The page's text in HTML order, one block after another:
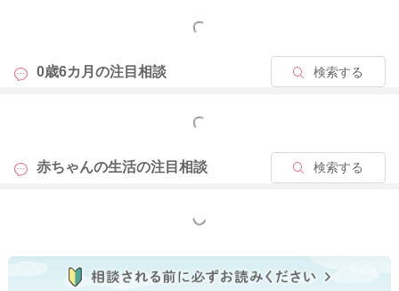
もっと見る
0歳6カ月の注目相談 検索する
もっと見る
赤ちゃんの生活の注目相談 検索する
もっと見る